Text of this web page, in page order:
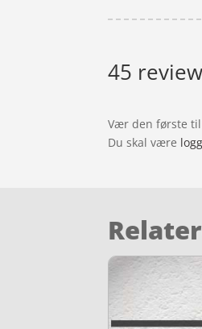
45
Vær den første til
Du skal være